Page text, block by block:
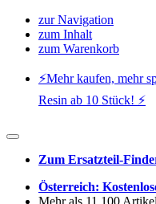
zur Navigation
zum Inhalt
zum Warenkorb
⚡️Mehr kaufen, mehr
Resin ab 10 Stück! ⚡️
Zum Ersatzteil-
Österreich:
Mehr als 11.100 Artikel